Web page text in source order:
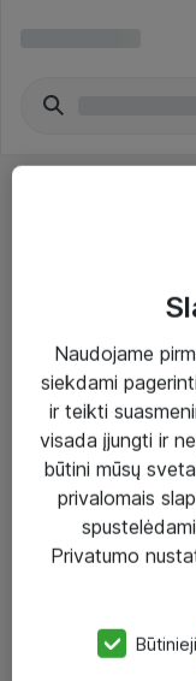
Paslaugos
Sprendimai
Įgyvendinti projektai
Atea ekspertų
eShop@atea.lt
Naudojame
siekdami
ir teikti
visada įjungti ir
būtini mūsų
privalomais
Privatumo
Būtinieji